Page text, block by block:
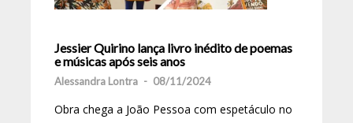
Jessier Quirino lança livro inédito de poemas
e músicas após seis anos
Alessandra Lontra - 08/11/2024
Obra chega a João Pessoa com espetáculo no